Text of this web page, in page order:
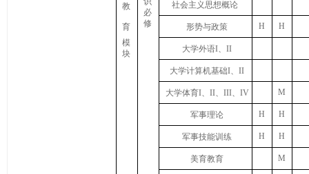
教
育
模
块
必
修
社会主义思想概论
形势与政策 H H
大学外语I、II
大学计算机基础I、II
大学体育I、II、III、IV M
军事理论 H H
军事技能训练 H H
美育教育 M